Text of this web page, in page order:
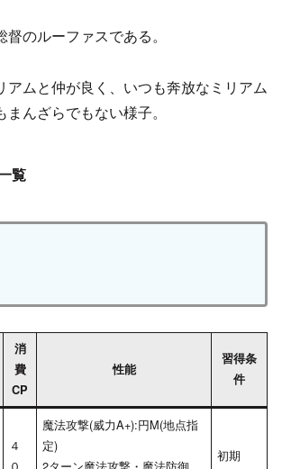
のルーファスである。
アムと仲が良く、いつも奔放なミリアム
んざらでもない様子。
覧
消
費
CP
性能
習得条
件
４
魔法攻撃(威力A+):円M(地点指
定)
初期